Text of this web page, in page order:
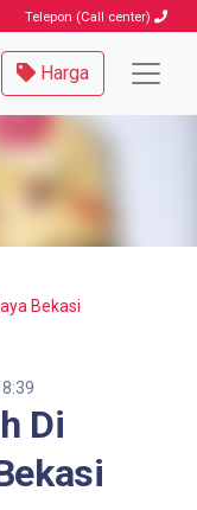
Telepon (Call center)
Harga
Bekasi
Di